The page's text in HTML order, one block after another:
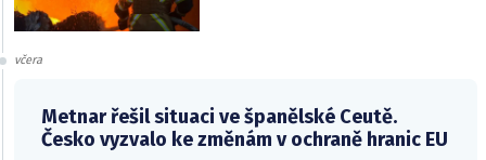
včera
Metnar řešil situaci ve španělské Ceutě.
Česko vyzvalo ke změnám v ochraně hranic EU